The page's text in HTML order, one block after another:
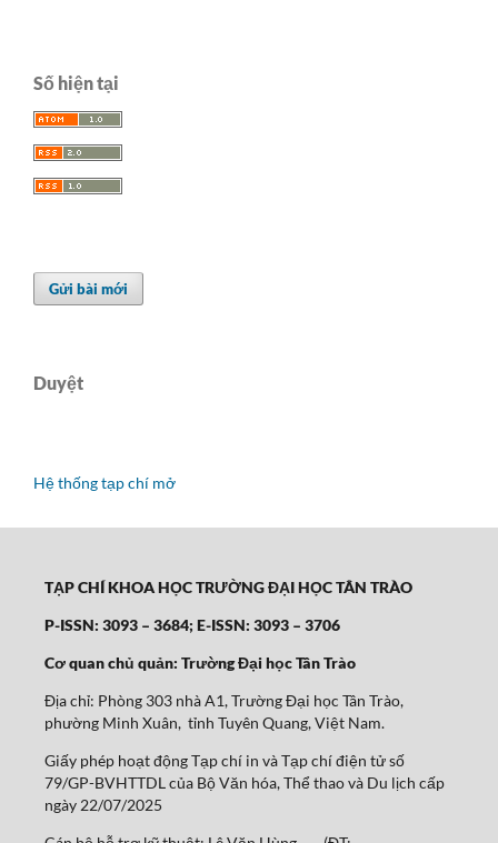
Số hiện tại
Gửi bài mới
Duyệt
Hệ thống tạp chí mở
TẠP CHÍ KHOA HỌC TRƯỜNG ĐẠI HỌC TÂN TRÀO
P-ISSN: 3093 – 3684; E-ISSN: 3093 – 3706
Cơ quan chủ quản: Trường Đại học Tân Trào
Địa chỉ: Phòng 303 nhà A1, Trường Đại học Tân Trào,
phường Minh Xuân, tỉnh Tuyên Quang, Việt Nam.
Giấy phép hoạt động Tạp chí in và Tạp chí điện tử số
79/GP-BVHTTDL của Bộ Văn hóa, Thể thao và Du lịch cấp
ngày 22/07/2025